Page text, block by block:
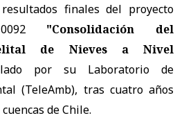
finales del proyecto
"Consolidación del
de Nieves a Nivel
por su Laboratorio de
(TeleAmb), tras cuatro años
de Chile.